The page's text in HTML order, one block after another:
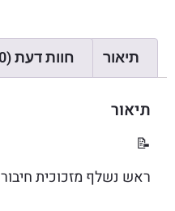
תיאור חוות דעת (0)
תיאור
📝
ראש נשלף מזכוכית חיבור 18 מ"מ זכר .